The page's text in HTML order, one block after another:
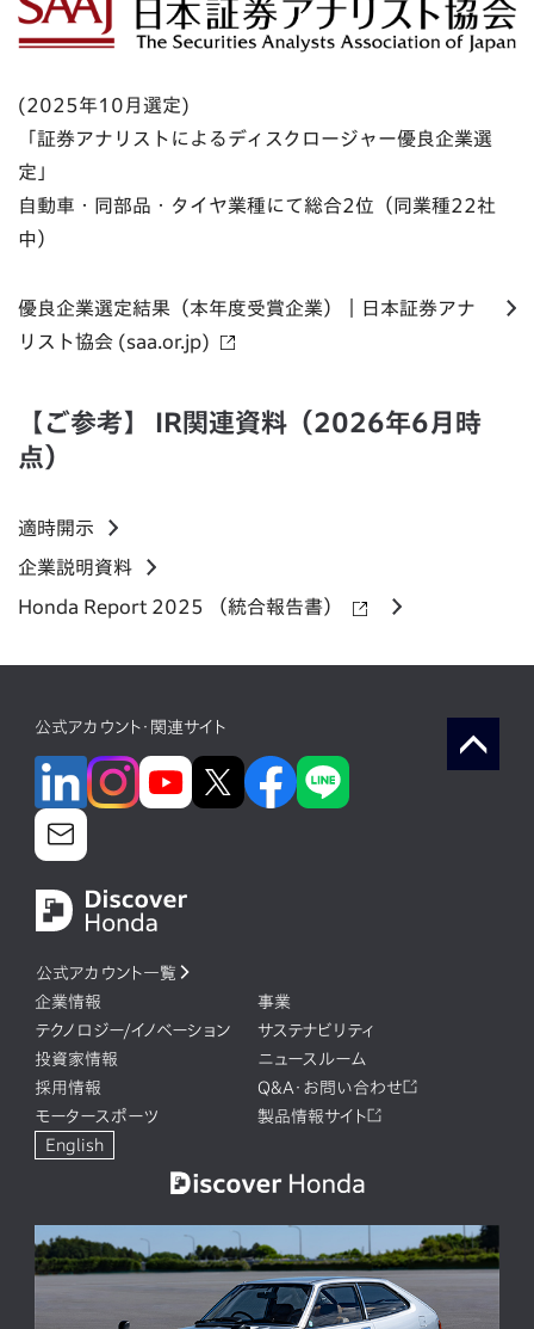
(2025年10月選定)
「証券アナリストによるディスクロージャー優良企業選
定」
自動車・同部品・タイヤ業種にて総合2位（同業種22社
中）
優良企業選定結果（本年度受賞企業）｜日本証券アナ
リスト協会 (saa.or.jp)
【ご参考】 IR関連資料（2026年6月時
点）
適時開示
企業説明資料
Honda Report 2025 （統合報告書）
公式アカウント・関連サイト
公式アカウント一覧
企業情報
事業
テクノロジー/イノベーション
サステナビリティ
投資家情報
ニュースルーム
採用情報
Q&A・お問い合わせ
モータースポーツ
製品情報サイト
English